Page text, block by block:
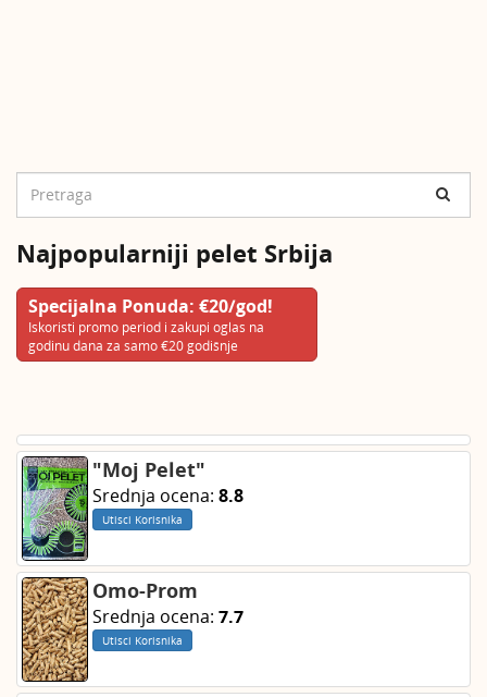
Najpopularniji pelet Srbija
Specijalna Ponuda: €20/god!
Iskoristi promo period i zakupi oglas na
godinu dana za samo €20 godišnje
"Moj Pelet"
Srednja ocena: 8.8
Utisci Korisnika
Omo-Prom
Srednja ocena: 7.7
Utisci Korisnika